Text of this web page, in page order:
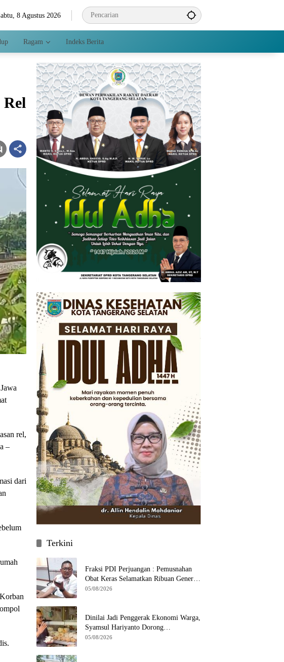
8 Agustus 2026
Ragam Indeks Berita
rel,
–
dari
Terkini
Fraksi PDI Perjuangan : Pemusnahan
Obat Keras Selamatkan Ribuan Generasi
Muda Tangsel
05/08/2026
Dinilai Jadi Penggerak Ekonomi Warga,
Syamsul Hariyanto Dorong
Pengembangan Budidaya Jamur Crispy
05/08/2026